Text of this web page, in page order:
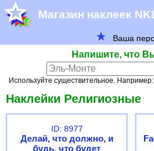
Магазин наклеек
Напишите, что
Используйте существительное.
Наклейки Религиозные
ID: 8977
Делай, что должно, и
будь, что будет